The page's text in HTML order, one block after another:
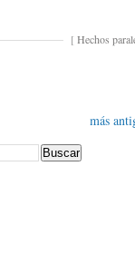
[Hechos
más